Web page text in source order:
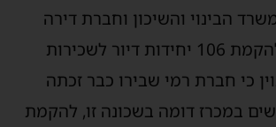
הבינוי והשיכון וחברת דירה
להשכיר מכרז להקמת 106 יחידות דיור לשכירות
כי חברת רמי שבירו כבר זכתה
במכרז דומה בשכונה זו, להקמת